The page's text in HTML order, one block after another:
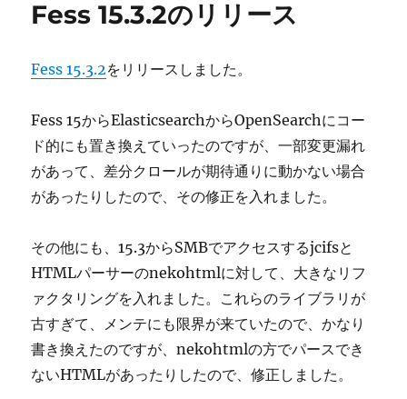
Fess 15.3.2のリリース
Fess 15.3.2をリリースしました。
Fess 15からElasticsearchからOpenSearchにコー
ド的にも置き換えていったのですが、一部変更漏れ
があって、差分クロールが期待通りに動かない場合
があったりしたので、その修正を入れました。
その他にも、15.3からSMBでアクセスするjcifsと
HTMLパーサーのnekohtmlに対して、大きなリフ
ァクタリングを入れました。これらのライブラリが
古すぎて、メンテにも限界が来ていたので、かなり
書き換えたのですが、nekohtmlの方でパースでき
ないHTMLがあったりしたので、修正しました。